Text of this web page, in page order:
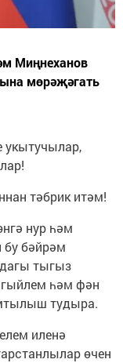
Миңнеханов
мөрәҗәгать
укытучылар,
тәбрик итәм!
нур һәм
бу бәйрәм
тыгыз
гыйлем һәм фән
тудыра.
иленә
өчен